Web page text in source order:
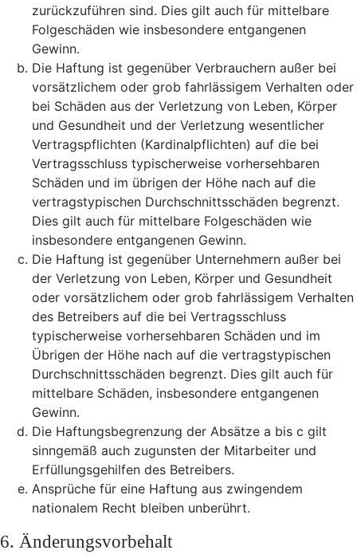
zurückzuführen sind. Dies gilt auch für mittelbare
Folgeschäden wie insbesondere entgangenen
Gewinn.
Die Haftung ist gegenüber Verbrauchern außer bei
vorsätzlichem oder grob fahrlässigem Verhalten oder
bei Schäden aus der Verletzung von Leben, Körper
und Gesundheit und der Verletzung wesentlicher
Vertragspflichten (Kardinalpflichten) auf die bei
Vertragsschluss typischerweise vorhersehbaren
Schäden und im übrigen der Höhe nach auf die
vertragstypischen Durchschnittsschäden begrenzt.
Dies gilt auch für mittelbare Folgeschäden wie
insbesondere entgangenen Gewinn.
Die Haftung ist gegenüber Unternehmern außer bei
der Verletzung von Leben, Körper und Gesundheit
oder vorsätzlichem oder grob fahrlässigem Verhalten
des Betreibers auf die bei Vertragsschluss
typischerweise vorhersehbaren Schäden und im
Übrigen der Höhe nach auf die vertragstypischen
Durchschnittsschäden begrenzt. Dies gilt auch für
mittelbare Schäden, insbesondere entgangenen
Gewinn.
Die Haftungsbegrenzung der Absätze a bis c gilt
sinngemäß auch zugunsten der Mitarbeiter und
Erfüllungsgehilfen des Betreibers.
Ansprüche für eine Haftung aus zwingendem
nationalem Recht bleiben unberührt.
6. Änderungsvorbehalt